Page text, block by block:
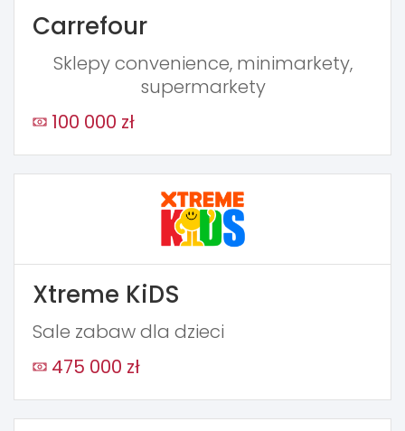
Carrefour
Sklepy convenience, minimarkety,
supermarkety
100 000 zł
Xtreme KiDS
Sale zabaw dla dzieci
475 000 zł